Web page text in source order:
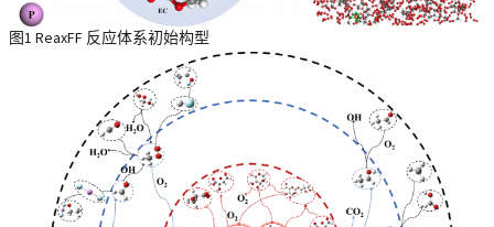
图1 ReaxFF 反应体系初始构型